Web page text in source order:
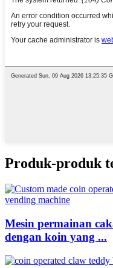
Produk-produk
Mesin permainan
dengan koin yang ...